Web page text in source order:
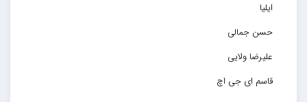
ایلیا
حسن جمالی
علیرضا ولایی
قاسم ای جی اچ